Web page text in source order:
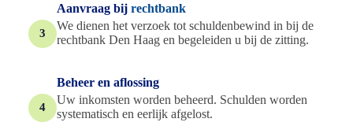
3
Aanvraag bij rechtbank
We dienen het verzoek tot schuldenbewind in bij de
rechtbank Den Haag en begeleiden u bij de zitting.
4
Beheer en aflossing
Uw inkomsten worden beheerd. Schulden worden
systematisch en eerlijk afgelost.